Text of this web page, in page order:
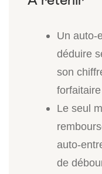
Un auto-
déduire
son
Le seul
auto-
de